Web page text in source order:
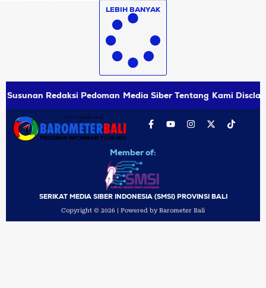
LEBIH BANYAK
Susunan Redaksi Pedoman Media Siber Tentang Kami
Member of:
SERIKAT MEDIA SIBER INDONESIA (SMSI) PROVINSI BALI
Copyright © 2026 | Powered by Barometer Bali